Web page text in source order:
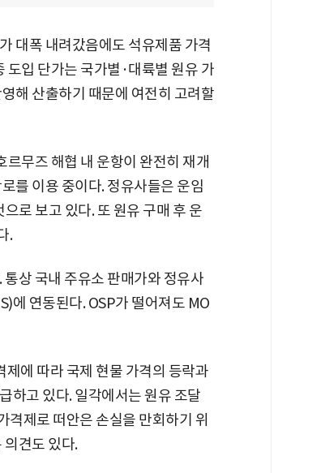
대폭 내려갔음에도 석유제품 가격
도입 단가는 국가별·대륙별 원유 가
해 산출하기 때문에 여전히 고려할
무즈 해협 내 운항이 완전히 재개
를 이용 중이다. 정유사들은 운임
로 보고 있다. 또 원유 구매 후 운
.
상 국내 주유소 판매가와 정유사
에 연동된다. OSP가 떨어져도 MO
에 따라 국제 현물 가격의 등락과
하고 있다. 일각에서는 원유 조달
제로 떠안은 손실을 만회하기 위
의견도 있다.